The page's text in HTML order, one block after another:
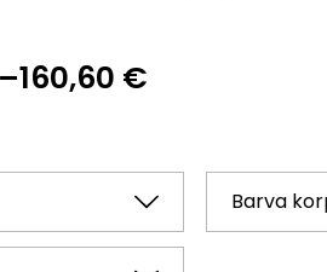
–160,60 €